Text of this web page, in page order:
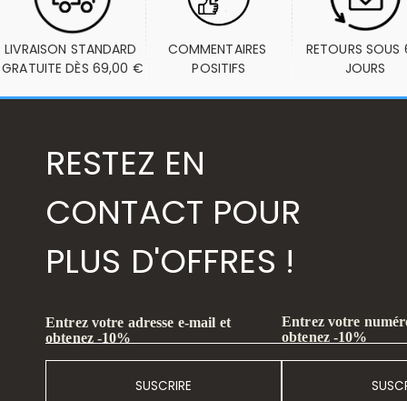
LIVRAISON STANDARD
GRATUITE DÈS 69,00 €
COMMENTAIRES
POSITIFS
RETOURS SOUS
JOURS
RESTEZ EN
CONTACT POUR
PLUS D'OFFRES !
Entrez votre adresse e-mail et
obtenez -10%
SUSCRIRE
Entrez votre
obtenez -10%